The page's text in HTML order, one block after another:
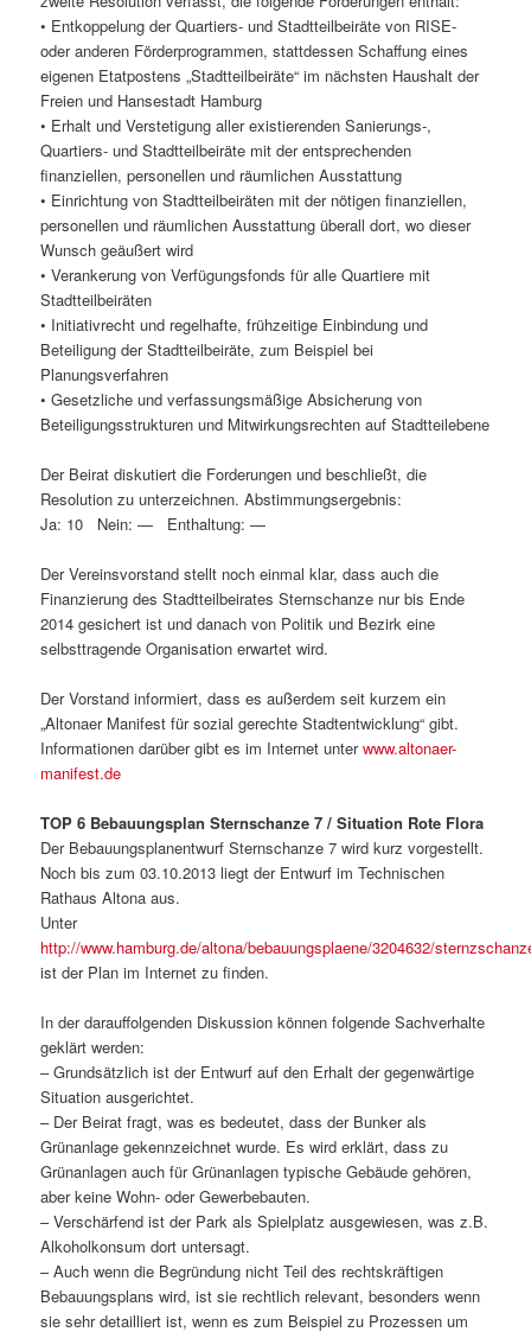
• Entkoppelung der Quartiers- und Stadtteilbeiräte von RISE-
oder anderen Förderprogrammen, stattdessen Schaffung eines
eigenen Etatpostens „Stadtteilbeiräte“ im nächsten Haushalt der
Freien und Hansestadt Hamburg
• Erhalt und Verstetigung aller existierenden Sanierungs-,
Quartiers- und Stadtteilbeiräte mit der entsprechenden
finanziellen, personellen und räumlichen Ausstattung
• Einrichtung von Stadtteilbeiräten mit der nötigen finanziellen,
personellen und räumlichen Ausstattung überall dort, wo dieser
Wunsch geäußert wird
• Verankerung von Verfügungsfonds für alle Quartiere mit
Stadtteilbeiräten
• Initiativrecht und regelhafte, frühzeitige Einbindung und
Beteiligung der Stadtteilbeiräte, zum Beispiel bei
Planungsverfahren
• Gesetzliche und verfassungsmäßige Absicherung von
Beteiligungsstrukturen und Mitwirkungsrechten auf Stadtteilebene
Der Beirat diskutiert die Forderungen und beschließt, die
Resolution zu unterzeichnen. Abstimmungsergebnis:
Ja: 10 Nein: — Enthaltung: —
Der Vereinsvorstand stellt noch einmal klar, dass auch die
Finanzierung des Stadtteilbeirates Sternschanze nur bis Ende
2014 gesichert ist und danach von Politik und Bezirk eine
selbsttragende Organisation erwartet wird.
Der Vorstand informiert, dass es außerdem seit kurzem ein
„Altonaer Manifest für sozial gerechte Stadtentwicklung“ gibt.
Informationen darüber gibt es im Internet unterwww.altonaer-
manifest.de
TOP 6 Bebauungsplan Sternschanze 7 / Situation Rote Flora
Der Bebauungsplanentwurf Sternschanze 7 wird kurz vorgestellt.
Noch bis zum 03.10.2013 liegt der Entwurf im Technischen
Rathaus Altona aus.
Unter
http://www.hamburg.de/altona/bebauungsplaene/3204632/
ist der Plan im Internet zu finden.
In der darauffolgenden Diskussion können folgende Sachverhalte
geklärt werden:
– Grundsätzlich ist der Entwurf auf den Erhalt der gegenwärtige
Situation ausgerichtet.
– Der Beirat fragt, was es bedeutet, dass der Bunker als
Grünanlage gekennzeichnet wurde. Es wird erklärt, dass zu
Grünanlagen auch für Grünanlagen typische Gebäude gehören,
aber keine Wohn- oder Gewerbebauten.
– Verschärfend ist der Park als Spielplatz ausgewiesen, was z.B.
Alkoholkonsum dort untersagt.
– Auch wenn die Begründung nicht Teil des rechtskräftigen
Bebauungsplans wird, ist sie rechtlich relevant, besonders wenn
sie sehr detailliert ist, wenn es zum Beispiel zu Prozessen um